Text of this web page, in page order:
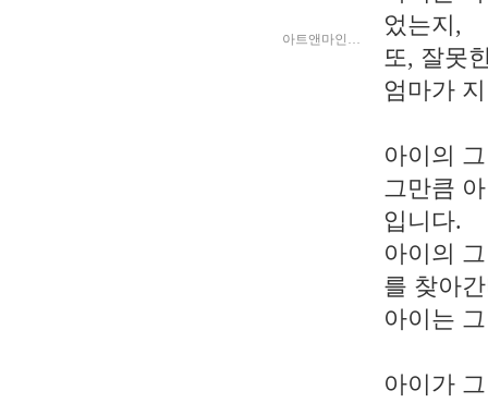
아트앤마인…
었는지,
또, 잘못
엄마가
아이의
그만큼
입니다.
아이의
를 찾아
아이는
아이가